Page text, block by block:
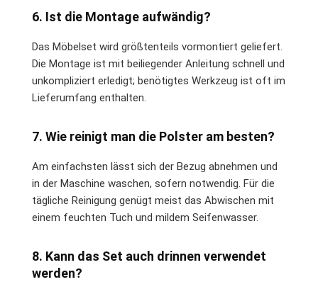
6. Ist die Montage aufwändig?
Das Möbelset wird größtenteils vormontiert geliefert.
Die Montage ist mit beiliegender Anleitung schnell und
unkompliziert erledigt; benötigtes Werkzeug ist oft im
Lieferumfang enthalten.
7. Wie reinigt man die Polster am besten?
Am einfachsten lässt sich der Bezug abnehmen und
in der Maschine waschen, sofern notwendig. Für die
tägliche Reinigung genügt meist das Abwischen mit
einem feuchten Tuch und mildem Seifenwasser.
8. Kann das Set auch drinnen verwendet
werden?